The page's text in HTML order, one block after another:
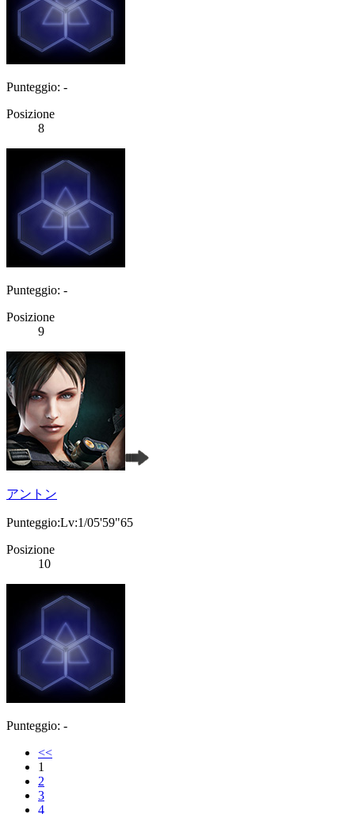
Punteggio: -
Posizione
8
Punteggio: -
Posizione
9
アントン
Punteggio:Lv:1/05'59"65
Posizione
10
Punteggio: -
<<
1
2
3
4